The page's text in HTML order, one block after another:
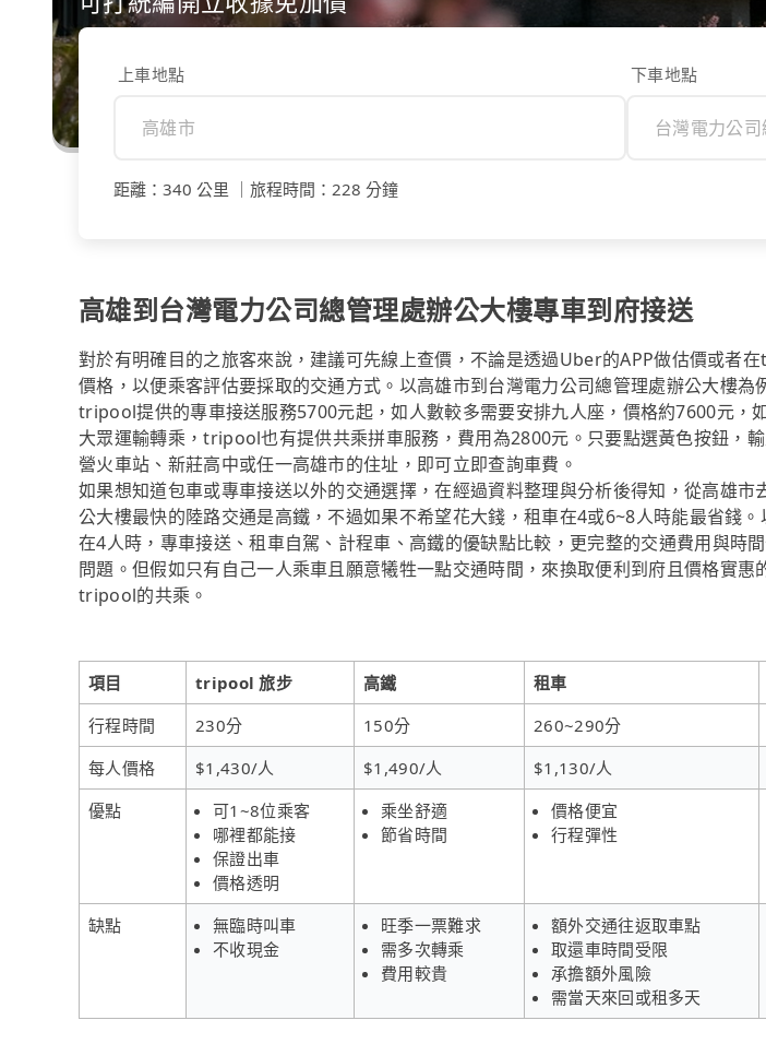
上車地點 下車地點
距離 ： 340 公里 旅程時間 ： 228 分鐘
高雄到台灣電力公司總管理處辦公大樓專車到府接送
對於有明確目的之旅客來說，建議可先線上查價，不論是透過Uber的APP做估價或者
價格，以便乘客評估要採取的交通方式。以高雄市到台灣電力公司總管理處辦公大樓為
tripool提供的專車接送服務5700元起，如人數較多需要安排九人座，價格約7600元，
大眾運輸轉乘，tripool也有提供共乘拼車服務，費用為2800元。只要點選黃色按鈕，
營火車站、新莊高中或任一高雄市的住址，即可立即查詢車費。
如果想知道包車或專車接送以外的交通選擇，在經過資料整理與分析後得知，從高雄市
公大樓最快的陸路交通是高鐵，不過如果不希望花大錢，租車在4或6~8人時能最省錢
在4人時，專車接送、租車自駕、計程車、高鐵的優缺點比較，更完整的交通費用與時
問題。但假如只有自己一人乘車且願意犧牲一點交通時間，來換取便利到府且價格實惠
tripool的共乘。
項目 tripool 旅步 高鐵 租車
行程時間
230分 150分 260~290分
每人價格
$1,430/人 $1,490/人 $1,130/人
優點
可1~8位乘客
哪裡都能接
保證出車
價格透明
乘坐舒適
節省時間
價格便宜
行程彈性
缺點
無臨時叫車
不收現金
旺季一票難求
需多次轉乘
費用較貴
額外交通往返取車點
取還車時間受限
承擔額外風險
需當天來回或租多天